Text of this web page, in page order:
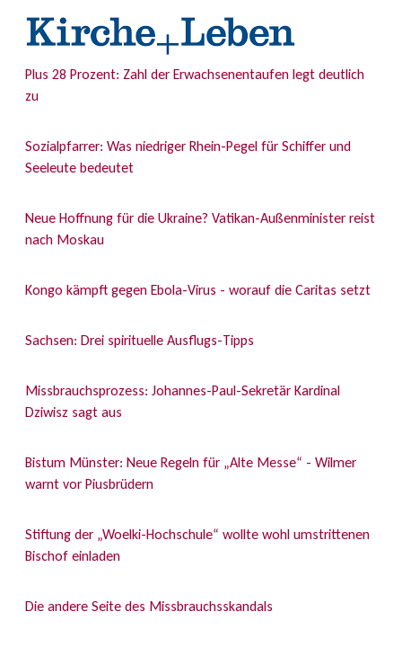
Plus 28 Prozent: Zahl der Erwachsenentaufen legt deutlich
zu
Sozialpfarrer: Was niedriger Rhein-Pegel für Schiffer und
Seeleute bedeutet
Neue Hoffnung für die Ukraine? Vatikan-Außenminister reist
nach Moskau
Kongo kämpft gegen Ebola-Virus - worauf die Caritas setzt
Sachsen: Drei spirituelle Ausflugs-Tipps
Missbrauchsprozess: Johannes-Paul-Sekretär Kardinal
Dziwisz sagt aus
Bistum Münster: Neue Regeln für „Alte Messe“ - Wilmer
warnt vor Piusbrüdern
Stiftung der „Woelki-Hochschule“ wollte wohl umstrittenen
Bischof einladen
Die andere Seite des Missbrauchsskandals